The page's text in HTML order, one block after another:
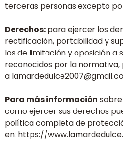
terceras personas excepto
Derechos: para ejercer los
rectificación, portabilidad y
los de limitación y oposición a
reconocidos por la
a
Para más información
como ejercer sus derechos
política completa de
en: https://